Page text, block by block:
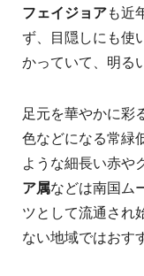
フェイジョアも近
ず、目隠しにも使
かっていて、明る
足元を華やかに彩
色などになる常緑
ような細長い赤や
ア属などは南国ム
ツとして流通さ
ない地域ではおす